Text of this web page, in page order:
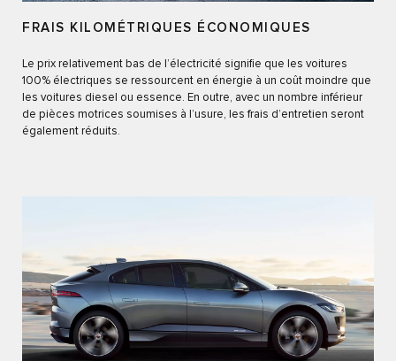
FRAIS KILOMÉTRIQUES ÉCONOMIQUES
Le prix relativement bas de l’électricité signifie que les voitures
100% électriques se ressourcent en énergie à un coût moindre que
les voitures diesel ou essence. En outre, avec un nombre inférieur
de pièces motrices soumises à l’usure, les frais d’entretien seront
également réduits.